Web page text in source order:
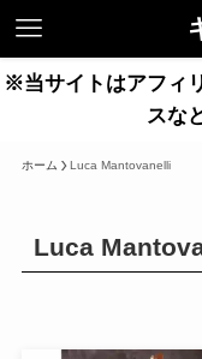
※当サイトはアフィ
スな
ホーム Luca Mantovanelli
Luca